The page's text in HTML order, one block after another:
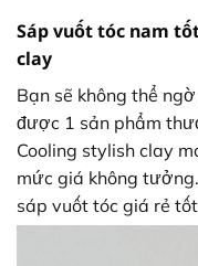
Sáp vuốt tóc nam
clay
Bạn sẽ không thể
được 1 sản phẩm
Cooling stylish clay
mức giá không
sáp vuốt tóc giá rẻ